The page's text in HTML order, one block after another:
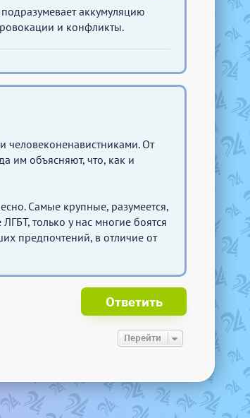
аккумуляцию
и конфликты.
От
им объясняют, что, как и
Самые крупные, разумеется,
только у нас многие боятся
предпочтений, в отличие от
Ответить
Перейти